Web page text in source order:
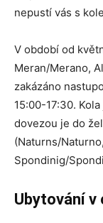
nepustí vás s
V období od
Meran/Merano,
zakázáno
15:00-17:30.
dovezou je do
(Naturns/
Spondinig/
Ubytování v